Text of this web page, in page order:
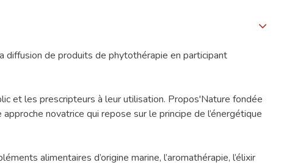
diffusion de produits de phytothérapie en participant
et les prescripteurs à leur utilisation. Propos'Nature fondée
novatrice qui repose sur le principe de l’énergétique
alimentaires d’origine marine, l’aromathérapie, l’élixir